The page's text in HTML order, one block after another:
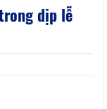
dịp lễ